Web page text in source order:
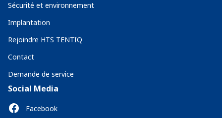
Sécurité et environnement
Implantation
Rejoindre HTS TENTIQ
Contact
Demande de service
Social Media
Facebook